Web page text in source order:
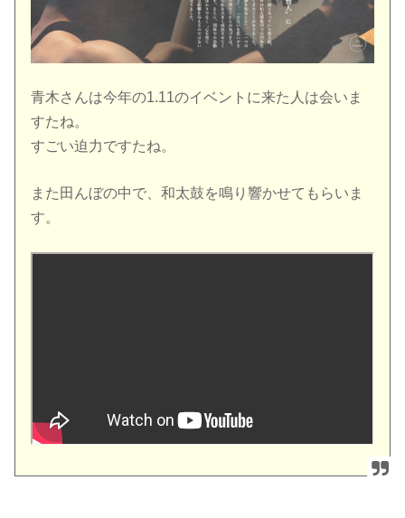
青木さんは今年の1.11のイベントに来た人は会いま
すたね。
すごい迫力ですたね。
また田んぼの中で、和太鼓を鳴り響かせてもらいま
す。